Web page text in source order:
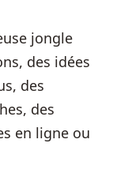
jongle
des idées
des
des
en ligne ou